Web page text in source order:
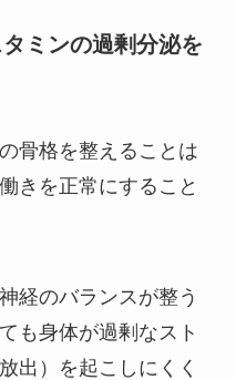
ミンの過剰分泌を
骨格を整えることは
きを正常にすること
経のバランスが整う
も身体が過剰なスト
出）を起こしにくく